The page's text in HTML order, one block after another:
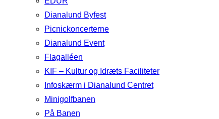
Dianalund Byfest
Picnickoncerterne
Dianalund Event
Flagalléen
KIF – Kultur og Idræts Faciliteter
Infoskærm i Dianalund Centret
Minigolfbanen
På Banen